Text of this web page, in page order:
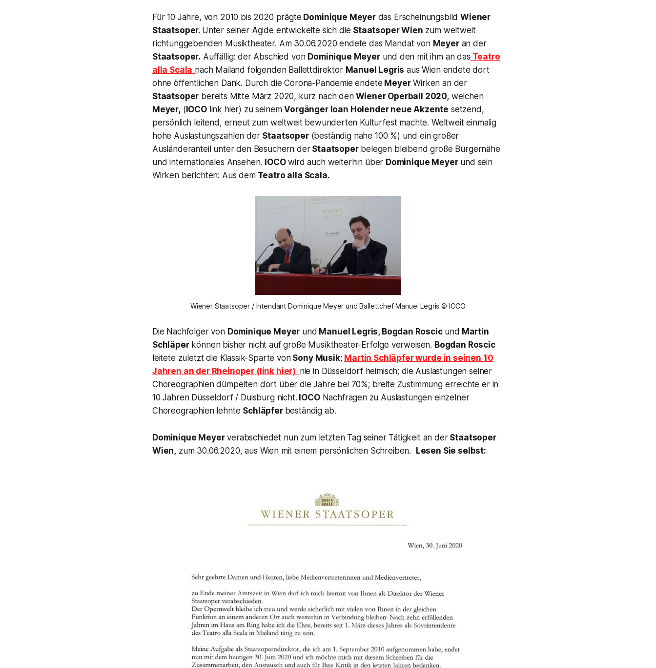
Für 10 Jahre, von 2010 bis 2020 prägte Dominique Meyerdas ErscheinungsbildWiener
Staatsoper. Unter seiner Ägide entwickelte sich die Staatsoper Wien zum weltweit
richtunggebenden Musiktheater. Am 30.06.2020 endete das Mandat von Meyeran der
Staatsoper. Auffällig: der Abschied von Dominique Meyerund den mit ihm an das Teatro
alla Scala nach Mailand folgenden Ballettdirektor Manuel Legris aus Wien endete dort
ohne öffentlichen Dank. Durch die Corona-Pandemie endete MeyerWirken an der
Staatsoper bereits Mitte März 2020, kurz nach denWiener Operball 2020,welchen
Meyer,(IOCOlink hier) zu seinemVorgänger Ioan Holender neue Akzente setzend,
persönlich leitend, erneut zum weltweit bewunderten Kulturfest machte. Weltweit einmalig
hohe Auslastungszahlen der Staatsoper(beständig nahe 100 %) und ein großer
Ausländeranteil unter den Besuchern derStaatsoperbelegen bleibend große Bürgernähe
und internationales Ansehen. IOCO wird auch weiterhin über Dominique Meyerund sein
Wirken berichten: Aus demTeatro alla Scala.
Wiener Staatsoper / Intendant Dominique Meyer und Ballettchef Manuel Legris © IOCO
Die Nachfolger von Dominique Meyer und Manuel Legris, Bogdan Roscicund Martin
Schläperkönnen bisher nicht auf große Musiktheater-Erfolge verweisen. Bogdan Roscic
leitete zuletzt die Klassik-Sparte vonSony Musik; Martin Schläpfer wurde in seinen 10
Jahren an derRheinoper (link hier) nie in Düsseldorf heimisch; die Auslastungen seiner
Choreographien dümpelten dort über die Jahre bei 70%; breite Zustimmung erreichte er in
10 Jahren Düsseldorf / Duisburg nicht. IOCONachfragen zu Auslastungen einzelner
Choreographien lehnte Schläpfer beständig ab.
Dominique Meyerverabschiedet nun zum letzten Tag seiner Tätigkeit an derStaatsoper
Wien, zum 30.06.2020, aus Wien mit einem persönlichen Schreiben. Lesen Sie selbst: